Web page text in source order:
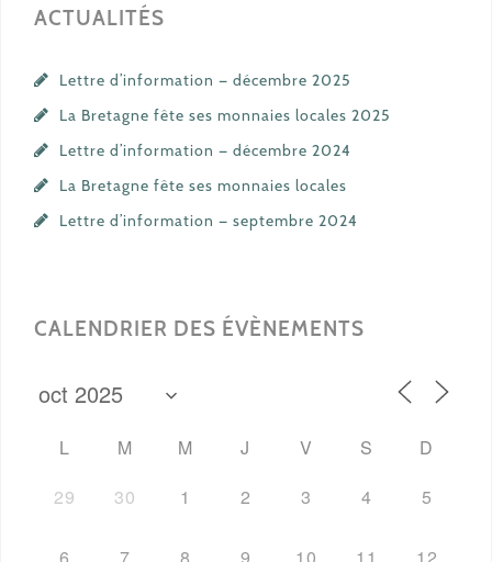
ACTUALITÉS
Lettre d’information — décembre 2025
La Bretagne fête ses monnaies locales 2025
Lettre d’information — décembre 2024
La Bretagne fête ses monnaies locales
Lettre d’information — septembre 2024
CALENDRIER DES ÉVÈNEMENTS
L M M J V S
D
29
30 1 2 3 4 5